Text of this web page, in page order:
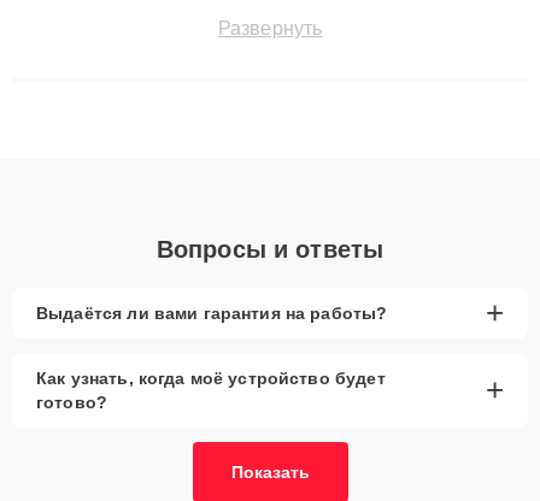
сохранением гарантии до 3 лет. Наши мастера решают
Развернуть
Вопросы и ответы
Выдаётся ли вами гарантия на работы? +
Как узнать, когда моё устройство будет
готово?
+
Показать